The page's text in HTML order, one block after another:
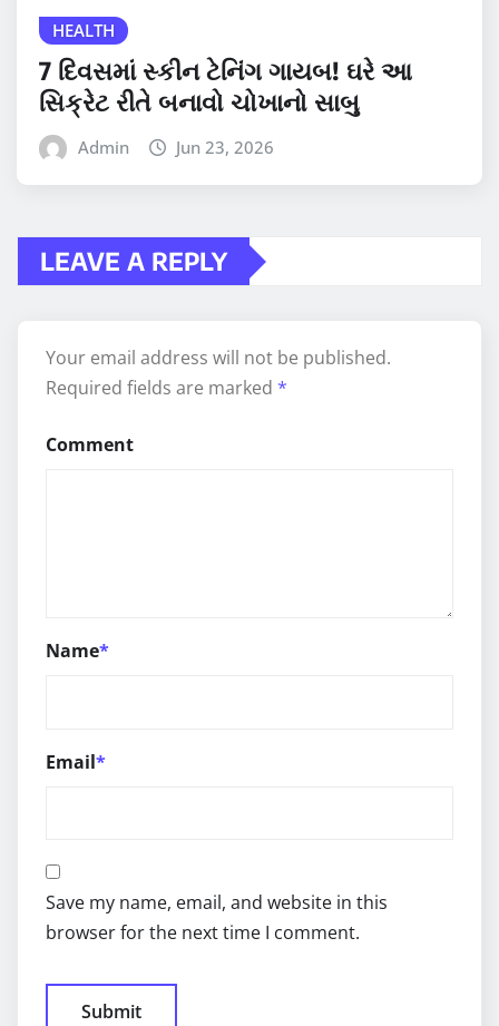
HEALTH
7 દિવસમાં સ્કીન ટેનિંગ ગાયબ! ઘરે આ
સિક્રેટ રીતે બનાવો ચોખાનો સાબુ
Admin Jun 23, 2026
LEAVE A REPLY
Your email address will not be published.
Required fields are marked *
Comment
Name*
Email*
Save my name, email, and website in this
browser for the next time I comment.